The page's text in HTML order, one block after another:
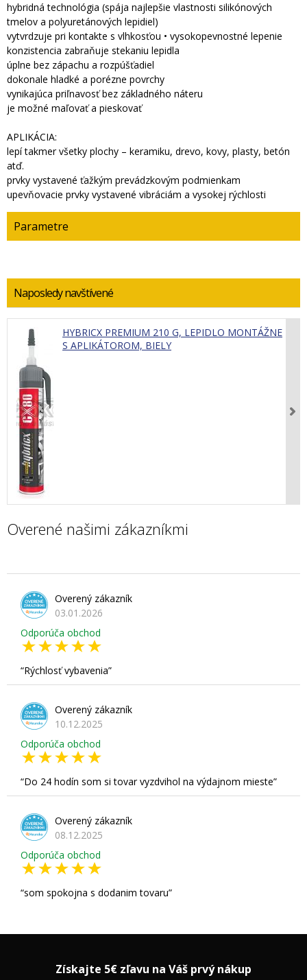
hybridná technológia (spája najlepšie vlastnosti silikónových
tmelov a polyuretánových lepidiel)
vytvrdzuje pri kontakte s vlhkosťou • vysokopevnostné lepenie
konzistencia zabraňuje stekaniu lepidla
úplne bez zápachu a rozpúšťadiel
dokonale hladké a porézne povrchy
vynikajúca priľnavosť bez základného náteru
je možné maľovať a pieskovať
APLIKÁCIA:
lepí takmer všetky plochy – keramiku, drevo, kovy, plasty, betón
atď.
prvky vystavené ťažkým prevádzkovým podmienkam
upevňovacie prvky vystavené vibráciám a vysokej rýchlosti
Parametre
Naposledy navštívené
HYBRICX PREMIUM 210 G, LEPIDLO MONTÁŽNE
S APLIKÁTOROM, BIELY
Overené našimi zákazníkmi
Overený zákazník
03.01.2026
Odporúča obchod
Rýchlosť vybavenia
Overený zákazník
10.12.2025
Odporúča obchod
Do 24 hodín som si tovar vyzdvihol na výdajnom mieste
Overený zákazník
08.12.2025
Odporúča obchod
som spokojna s dodanim tovaru
Získajte 5€ zľavu na Váš prvý nákup